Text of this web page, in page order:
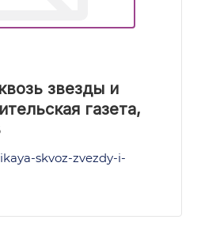
звезды и
газета,
skvoz-zvezdy-i-